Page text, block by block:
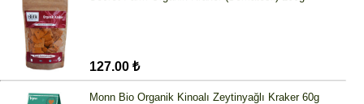
127.00 ₺
Monn Bio Organik Kinoalı Zeytinyağlı Kraker 60g